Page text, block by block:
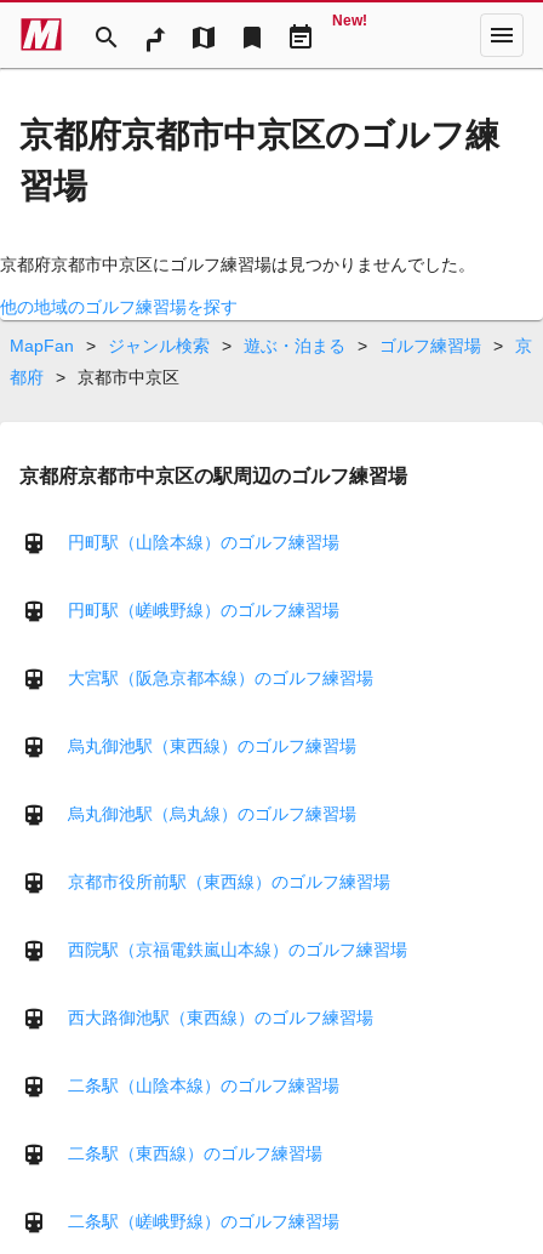
search map bookmark event_note
New! menu
京都府京都市中京区のゴルフ練
習場
京都府京都市中京区にゴルフ練習場は見つかりませんでした。
他の地域のゴルフ練習場を探す
MapFan
> ジャンル検索 > 遊ぶ・泊まる > ゴルフ練習場 >
京
都府
> 京都市中京区
京都府京都市中京区の駅周辺のゴルフ練習場
円町駅（山陰本線）のゴルフ練習場
円町駅（嵯峨野線）のゴルフ練習場
大宮駅（阪急京都本線）のゴルフ練習場
烏丸御池駅（東西線）のゴルフ練習場
烏丸御池駅（烏丸線）のゴルフ練習場
京都市役所前駅（東西線）のゴルフ練習場
西院駅（京福電鉄嵐山本線）のゴルフ練習場
西大路御池駅（東西線）のゴルフ練習場
二条駅（山陰本線）のゴルフ練習場
二条駅（東西線）のゴルフ練習場
二条駅（嵯峨野線）のゴルフ練習場